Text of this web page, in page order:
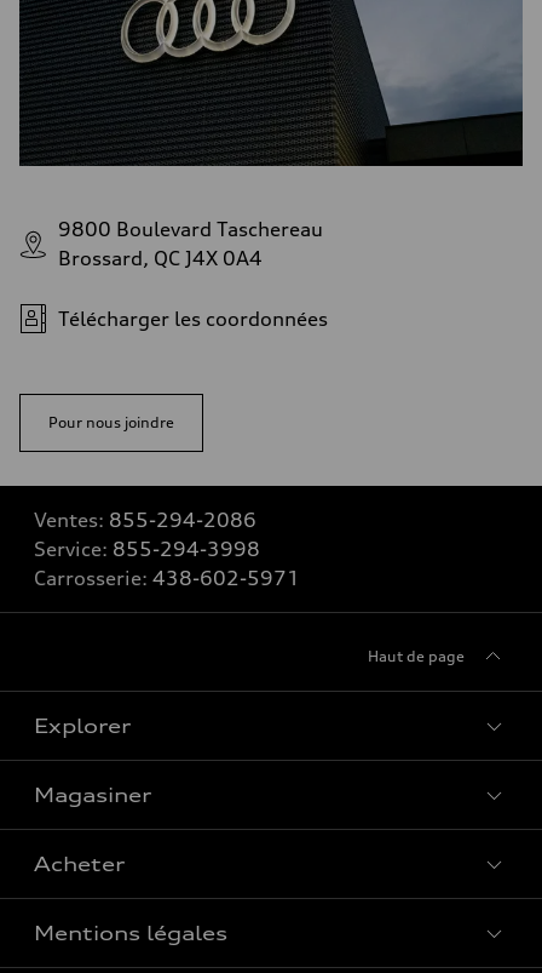
9800 Boulevard Taschereau
Brossard, QC J4X 0A4
Télécharger les coordonnées
Pour nous joindre
Ventes: 855-294-2086
Service: 855-294-3998
Carrosserie: 438-602-5971
Haut de page
Explorer
Voir tous les modèles
Magasiner
Offres spéciales
Acheter
Réserver un essai routier
Mentions légales